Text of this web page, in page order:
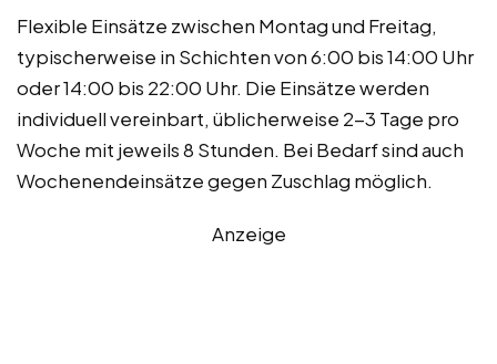
Flexible Einsätze zwischen Montag und Freitag,
typischerweise in Schichten von 6:00 bis 14:00 Uhr
oder 14:00 bis 22:00 Uhr. Die Einsätze werden
individuell vereinbart, üblicherweise 2-3 Tage pro
Woche mit jeweils 8 Stunden. Bei Bedarf sind auch
Wochenendeinsätze gegen Zuschlag möglich.
Anzeige